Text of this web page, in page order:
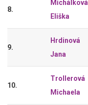
8.
Michálková
Eliška
9.
Hrdinová
Jana
10.
Trollerová
Michaela